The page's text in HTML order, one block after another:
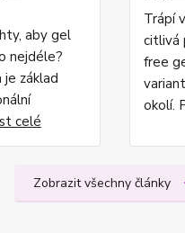
aby gel
nejdéle?
je základ
celé
Trápí
citlivá
free
okolí.
Zobrazit všechny články